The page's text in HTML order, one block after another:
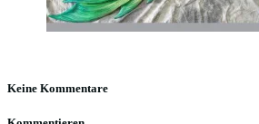
Keine Kommentare